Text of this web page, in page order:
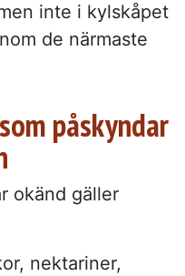
inte i kylskåpet
de närmaste
påskyndar
okänd gäller
nektariner,